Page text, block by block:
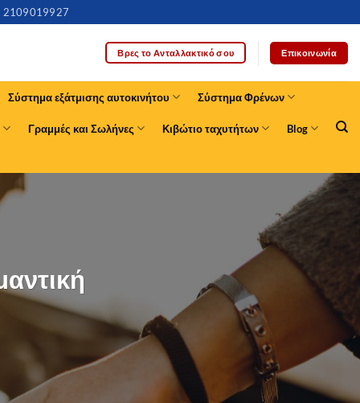
2109019927
Βρες το Ανταλλακτικό σου Επικοινωνία
Σύστημα εξάτμισης αυτοκινήτου Σύστημα Φρένων
Γραμμές και Σωλήνες Κιβώτιο ταχυτήτων Blog